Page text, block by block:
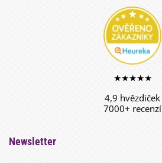
★★★★★
4,9 hvězdiček
7000+ recenzí
Newsletter